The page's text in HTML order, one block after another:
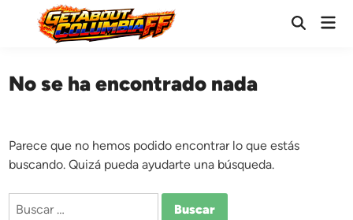
contenido
Abrir
No se ha encontrado nada
Parece que no hemos podido encontrar lo que estás
buscando. Quizá pueda ayudarte una búsqueda.
Buscar: